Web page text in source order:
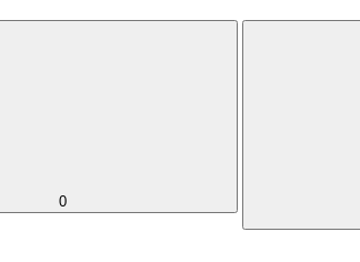
0